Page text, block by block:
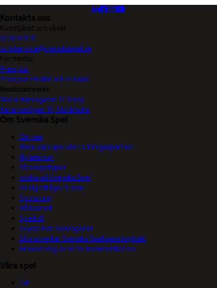
Kontakta oss
Kundtjänst och växel:
0770-11 11 11
kundservice@svenskaspel.se
För media:
Pressjour
Pressjour vinster och vinnare
Besöksadresser:
Norra Hansegatan 17, Visby
Katarinavägen 15, Stockholm
Om Svenska Spel
Om oss
Börja sälja spel eller bli Vegaspartner
Nyhetsrum
Våra logotyper
Jobba på Svenska Spel
Vanliga frågor & svar
Sponsring
Hållbarhet
Spelkoll
Skydd mot bedrägerier
Så motverkar Svenska Spel penningtvätt
Användning av AI för kommunikation
Våra spel
Tur